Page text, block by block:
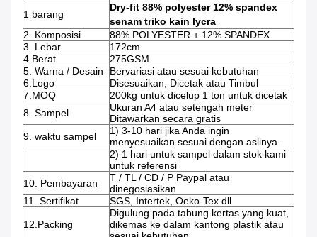
1 barang
Dry-fit 88% polyester 12% spandex
senam triko kain lycra
2. Komposisi
88% POLYESTER + 12% SPANDEX
3. Lebar
172cm
4.Berat
275GSM
5. Warna / Desain
Bervariasi atau sesuai kebutuhan
6.Logo
Disesuaikan, Dicetak atau Timbul
7.MOQ
200kg untuk dicelup 1 ton untuk dicetak
8. Sampel
Ukuran A4 atau setengah meter
Ditawarkan secara gratis
9. waktu sampel
1) 3-10 hari jika Anda ingin
menyesuaikan sesuai dengan aslinya.
2) 1 hari untuk sampel dalam stok kami
untuk referensi
10. Pembayaran
T / TL / CD / P Paypal atau
dinegosiasikan
11. Sertifikat
SGS, Intertek, Oeko-Tex dll
12.Packing
Digulung pada tabung kertas yang kuat,
dikemas ke dalam kantong plastik atau